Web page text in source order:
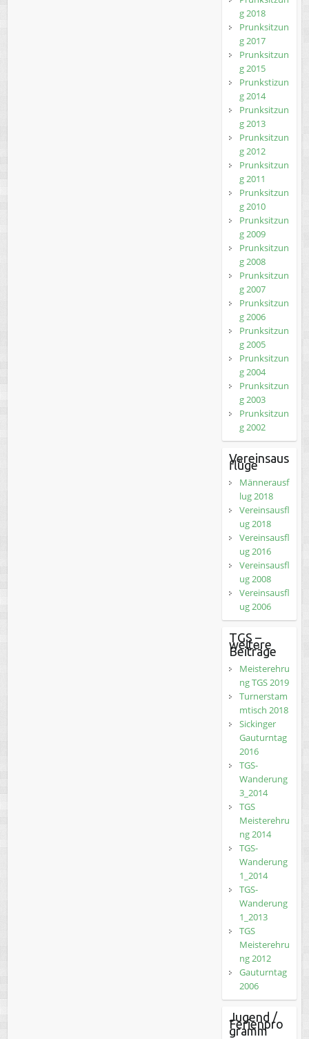
g 2018
Prunksitzun
g 2017
Prunksitzun
g 2015
Prunkstizun
g 2014
Prunksitzun
g 2013
Prunksitzun
g 2012
Prunksitzun
g 2011
Prunksitzun
g 2010
Prunksitzun
g 2009
Prunksitzun
g 2008
Prunksitzun
g 2007
Prunksitzun
g 2006
Prunksitzun
g 2005
Prunksitzun
g 2004
Prunksitzun
g 2003
Prunksitzun
g 2002
Vereinsaus
flüge
Männerausf
lug 2018
Vereinsausfl
ug 2018
Vereinsausfl
ug 2016
Vereinsausfl
ug 2008
Vereinsausfl
ug 2006
TGS –
weitere
Beiträge
Meisterehru
ng TGS 2019
Turnerstam
mtisch 2018
Sickinger
Gauturntag
2016
TGS-
Wanderung
3_2014
TGS
Meisterehru
ng 2014
TGS-
Wanderung
1_2014
TGS-
Wanderung
1_2013
TGS
Meisterehru
ng 2012
Gauturntag
2006
Jugend /
Ferienpro
gramm